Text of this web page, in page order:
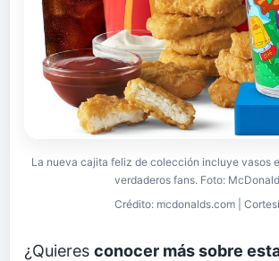
La nueva cajita feliz de colección incluye vasos
verdaderos fans. Foto:
Crédito: mcdonalds.com |
¿Quieres conocer más sobre